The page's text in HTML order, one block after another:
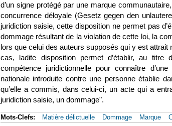
d’un signe protégé par une marque
concurrence déloyale (Gesetz gegen den
juridiction saisie, cette disposition ne permet pas
dommage résultant de la violation de cette loi, la
lors que celui des auteurs supposés qui y est attrait
cas, ladite disposition permet d’établir, au
compétence juridictionnelle pour connaître
nationale introduite contre une personne établie
qu’elle a commis, dans celui-ci, un acte qui a
juridiction saisie, un dommage".
Mots-Clefs: Matière délictuelle Dommage Marque